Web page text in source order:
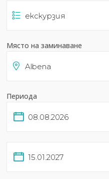
Място на заминаване
Периода